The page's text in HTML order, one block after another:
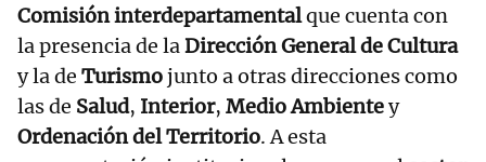
Comisión interdepartamentalque cuenta con
la presencia de laDirección General de Cultura
y la de Turismojunto a otras direcciones como
las de Salud, Interior, Medio Ambientey
Ordenación del Territorio. A esta